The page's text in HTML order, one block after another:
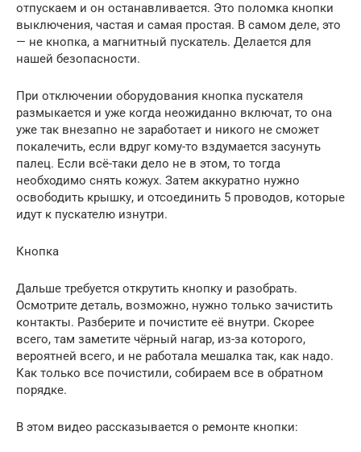
отпускаем и он останавливается. Это поломка кнопки
выключения, частая и самая простая. В самом деле, это
— не кнопка, а магнитный пускатель. Делается для
нашей безопасности.
При отключении оборудования кнопка пускателя
размыкается и уже когда неожиданно включат, то она
уже так внезапно не заработает и никого не сможет
покалечить, если вдруг кому-то вздумается засунуть
палец. Если всё-таки дело не в этом, то тогда
необходимо снять кожух. Затем аккуратно нужно
освободить крышку, и отсоединить 5 проводов, которые
идут к пускателю изнутри.
Кнопка
Дальше требуется открутить кнопку и разобрать.
Осмотрите деталь, возможно, нужно только зачистить
контакты. Разберите и почистите её внутри. Скорее
всего, там заметите чёрный нагар, из-за которого,
вероятней всего, и не работала мешалка так, как надо.
Как только все почистили, собираем все в обратном
порядке.
В этом видео рассказывается о ремонте кнопки: